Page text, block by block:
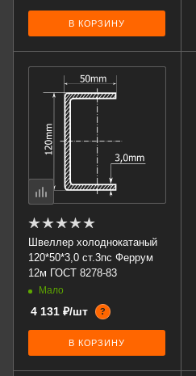
В КОРЗИНУ
Швеллер холоднокатаный
120*50*3,0 ст.3пс Феррум
12м ГОСТ 8278-83
Мало
4 131 ₽/шт ?
В КОРЗИНУ